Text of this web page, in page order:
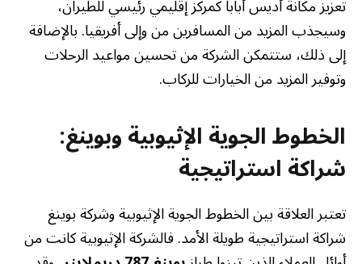
تعزيز مكانة أديس أبابا كمركز إقليمي رئيسي للطيران،
وسيجذب المزيد من المسافرين من وإلى أفريقيا. بالإضافة
إلى ذلك، ستتمكن الشركة من تحسين مواعيد الرحلات
وتوفير المزيد من الخيارات للركاب.
الخطوط الجوية الإثيوبية وبوينغ:
شراكة استراتيجية
تعتبر العلاقة بين الخطوط الجوية الإثيوبية وشركة بوينغ
شراكة استراتيجية طويلة الأمد. فالشركة الإثيوبية كانت من